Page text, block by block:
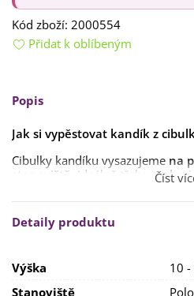
Kód zboží: 2000554
Přidat k oblíbeným
Popis
Jak si vypěstovat kandík z
Cibulky kandíku vysazujeme na
stanoviště . Ideálně třeba na
Cibulky vysazujeme
Ideální hloubka je8–10 cm
Číst
Detaily produktu
Výška
10 -
Stanoviště